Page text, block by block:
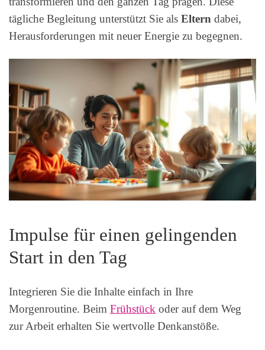
tägliche Begleitung unterstützt Sie als Eltern dabei,
Herausforderungen mit neuer Energie zu begegnen.
Impulse für einen gelingenden
Start in den Tag
Integrieren Sie die Inhalte einfach in Ihre
Morgenroutine. Beim Frühstück oder auf dem Weg
zur Arbeit erhalten Sie wertvolle Denkanstöße.